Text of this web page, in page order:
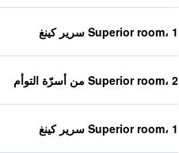
Superior room، 1 سرير كينغ
Superior room، 2 من أسرّة التوأم
Superior room، 1 سرير كينغ